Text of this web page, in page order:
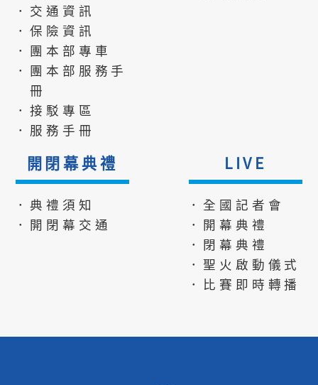
．交通資訊
．保險資訊
．團本部專車
．團本部服務手
冊
．接駁專區
．服務手冊
開閉幕典禮
．典禮須知
．開閉幕交通
LIVE
．全國記者會
．開幕典禮
．閉幕典禮
．聖火啟動儀式
．比賽即時轉播